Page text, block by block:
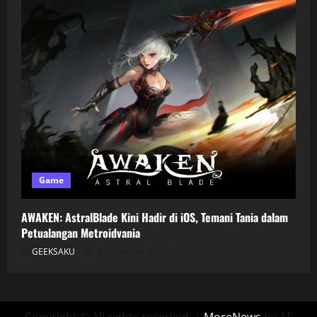
Game
AWAKEN: AstralBlade Kini Hadir di iOS, Temani Tania dalam
Petualangan Metroidvania
GEEKSAKU